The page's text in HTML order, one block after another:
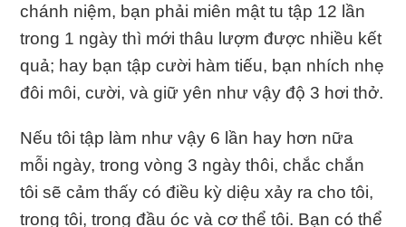
chánh niệm, bạn phải miên mật tu tập 12 lần
trong 1 ngày thì mới thâu lượm được nhiều kết
quả; hay bạn tập cười hàm tiếu, bạn nhích nhẹ
đôi môi, cười, và giữ yên như vậy độ 3 hơi thở.
Nếu tôi tập làm như vậy 6 lần hay hơn nữa
mỗi ngày, trong vòng 3 ngày thôi, chắc chắn
tôi sẽ cảm thấy có điều kỳ diệu xảy ra cho tôi,
trong tôi, trong đầu óc và cơ thể tôi. Bạn có thể